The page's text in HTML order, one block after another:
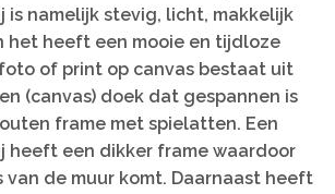
is namelijk stevig, licht, makkelijk
het heeft een mooie en tijdloze
of print op canvas bestaat uit
(canvas) doek dat gespannen is
frame met spielatten. Een
heeft een dikker frame waardoor
van de muur komt. Daarnaast heeft